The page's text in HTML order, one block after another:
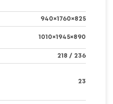
940×1760×825
1010×1945×890
218 / 236
23